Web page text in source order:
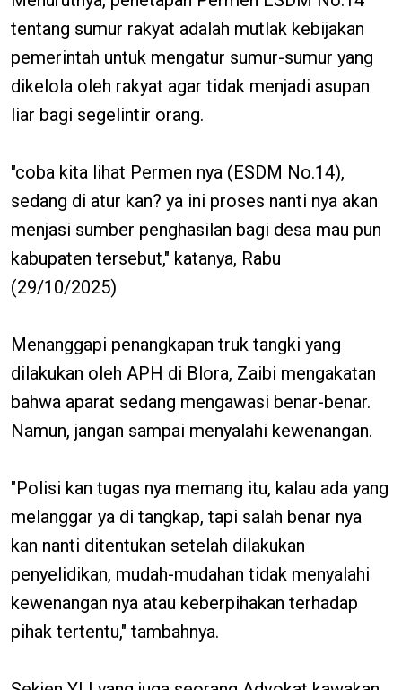
tentang sumur rakyat adalah mutlak kebijakan
pemerintah untuk mengatur sumur-sumur yang
dikelola oleh rakyat agar tidak menjadi asupan
liar bagi segelintir orang.
"coba kita lihat Permen nya (ESDM No.14),
sedang di atur kan? ya ini proses nanti nya akan
menjasi sumber penghasilan bagi desa mau pun
kabupaten tersebut," katanya, Rabu
(29/10/2025)
Menanggapi penangkapan truk tangki yang
dilakukan oleh APH di Blora, Zaibi mengakatan
bahwa aparat sedang mengawasi benar-benar.
Namun, jangan sampai menyalahi kewenangan.
"Polisi kan tugas nya memang itu, kalau ada yang
melanggar ya di tangkap, tapi salah benar nya
kan nanti ditentukan setelah dilakukan
penyelidikan, mudah-mudahan tidak menyalahi
kewenangan nya atau keberpihakan terhadap
pihak tertentu," tambahnya.